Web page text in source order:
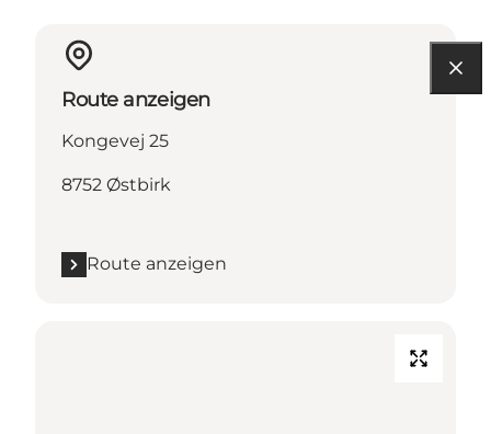
Route anzeigen
Kongevej 25
8752 Østbirk
Route anzeigen